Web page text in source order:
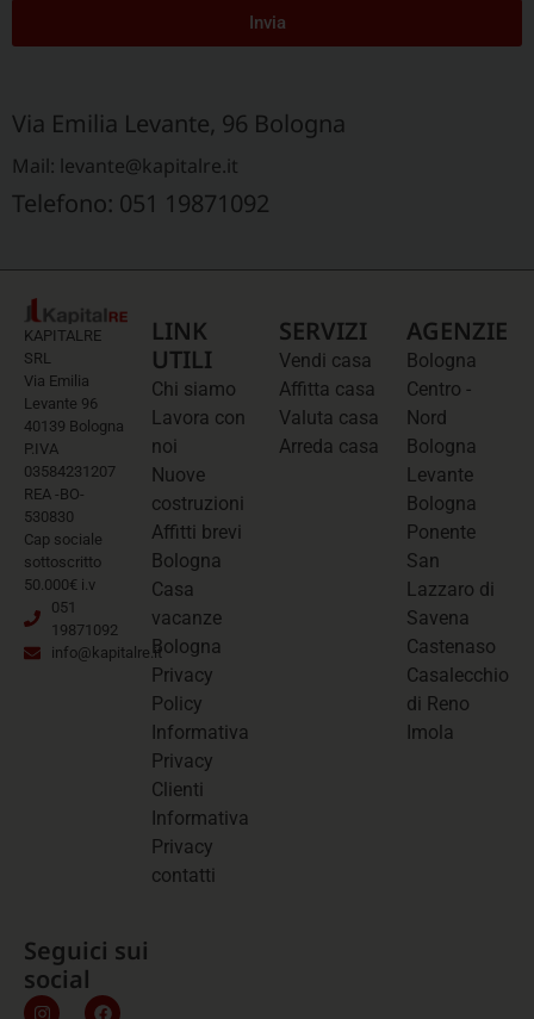
Invia
Via Emilia Levante, 96 Bologna
Mail: levante@kapitalre.it
Telefono: 051 19871092
KAPITALRE
SRL
Via Emilia
Levante 96
40139 Bologna
P.IVA
03584231207
REA -BO-
530830
Cap sociale
sottoscritto
50.000€ i.v
051
19871092
info@kapitalre.it
LINK
UTILI
Chi siamo
Lavora con
noi
Nuove
costruzioni
Affitti brevi
Bologna
Casa
vacanze
Bologna
Privacy
Policy
Informativa
Privacy
Clienti
Informativa
Privacy
contatti
SERVIZI
Vendi casa
Affitta casa
Valuta casa
Arreda casa
AGENZIE
Bologna
Centro -
Nord
Bologna
Levante
Bologna
Ponente
San
Lazzaro di
Savena
Castenaso
Casalecchio
di Reno
Imola
Seguici sui
social